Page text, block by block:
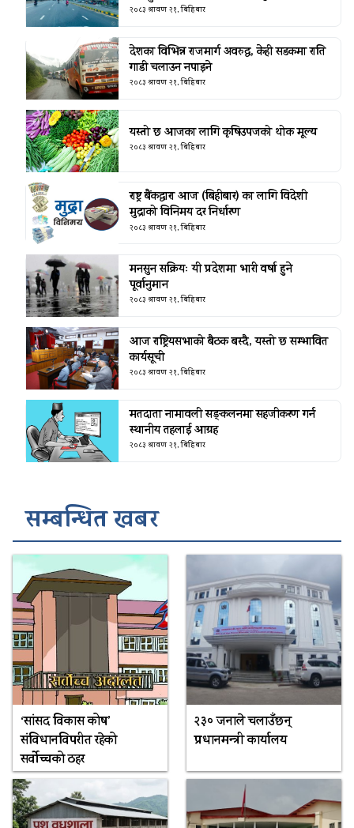
२०८३ श्रावण २१, बिहिबार
देशका विभिन्न राजमार्ग अवरुद्ध, केही सडकमा राति
गाडी चलाउन नपाइने
२०८३ श्रावण २१, बिहिबार
यस्तो छ आजका लागि कृषिउपजको थोक मूल्य
२०८३ श्रावण २१, बिहिबार
राष्ट्र बैंकद्धारा आज (बिहीबार) का लागि विदेशी
मुद्राको विनिमय दर निर्धारण
२०८३ श्रावण २१, बिहिबार
मनसुन सक्रियः यी प्रदेशमा भारी वर्षा हुने
पूर्वानुमान
२०८३ श्रावण २१, बिहिबार
आज राष्ट्रियसभाको बैठक बस्दै, यस्तो छ सम्भावित
कार्यसूची
२०८३ श्रावण २१, बिहिबार
मतदाता नामावली सङ्कलनमा सहजीकरण गर्न
स्थानीय तहलाई आग्रह
२०८३ श्रावण २१, बिहिबार
सम्बन्धित खबर
‘सांसद विकास कोष’
संविधानविपरीत रहेको
सर्वोच्चको ठहर
२३० जनाले चलाउँछन्
प्रधानमन्त्री कार्यालय